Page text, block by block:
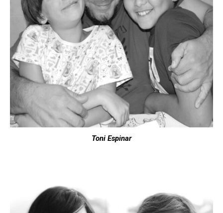
Toni Espinar